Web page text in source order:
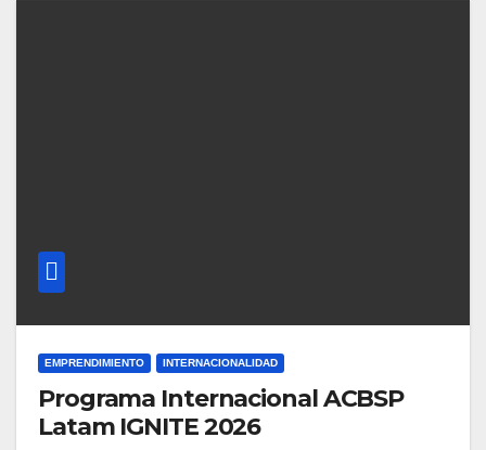
EMPRENDIMIENTO INTERNACIONALIDAD
Programa Internacional ACBSP
Latam IGNITE 2026